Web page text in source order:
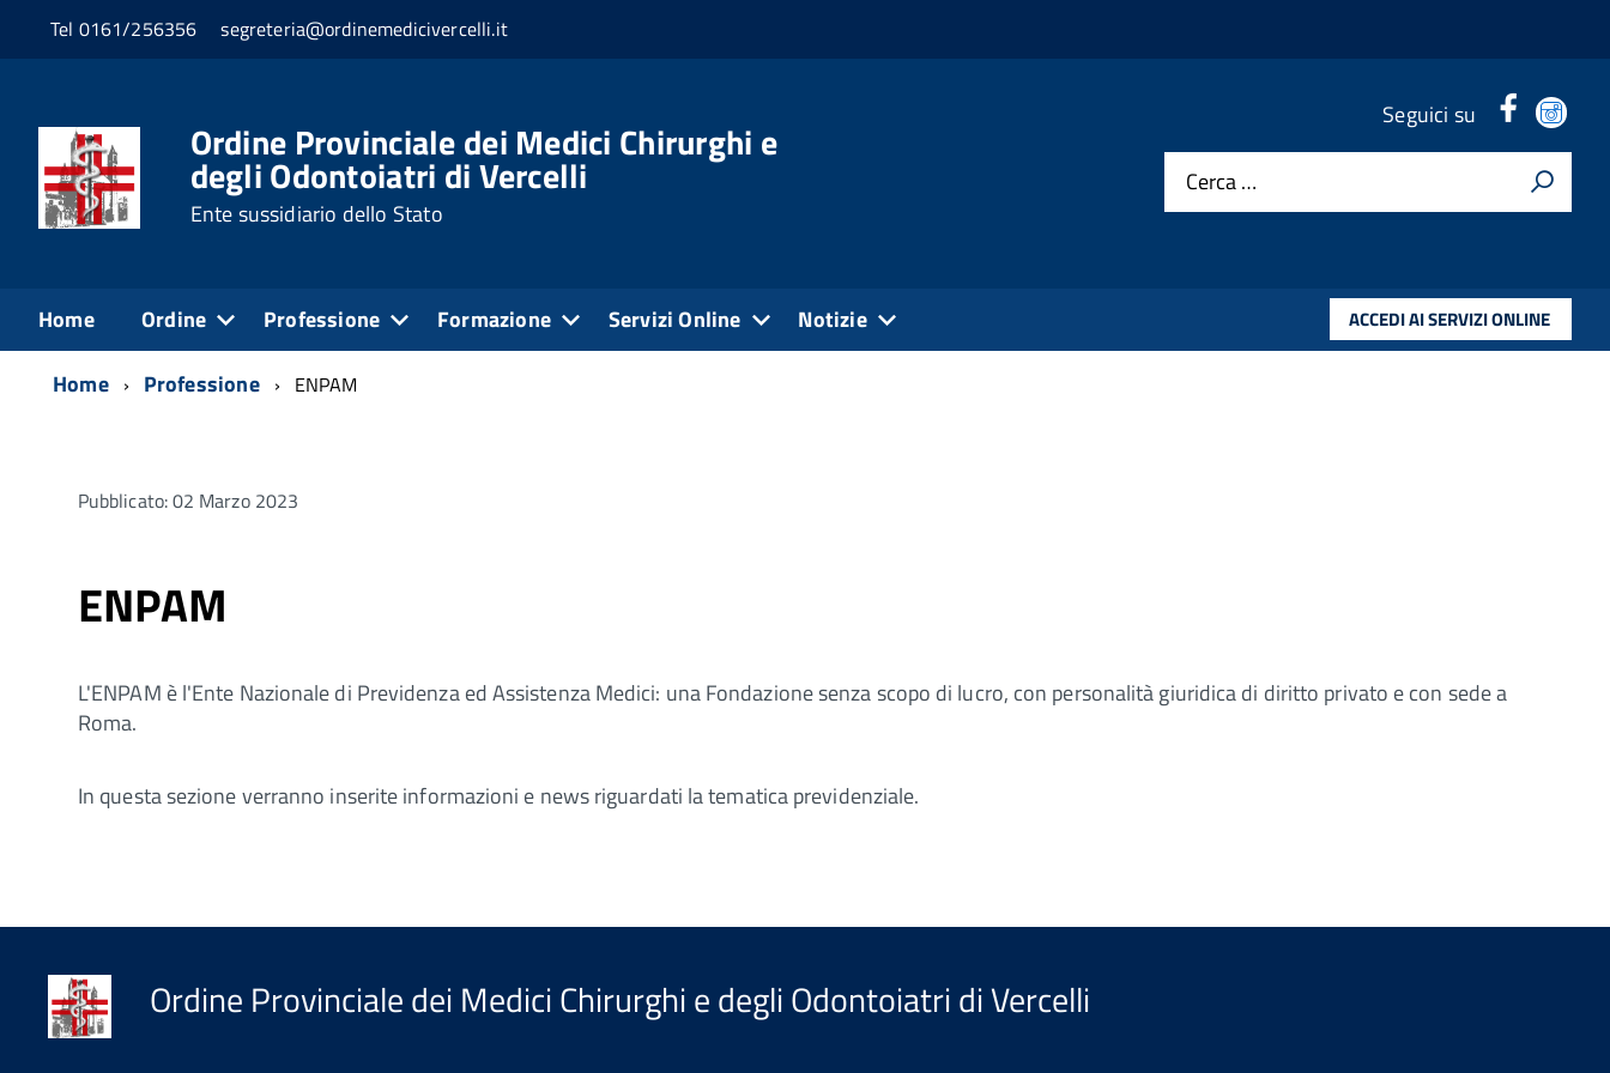
Tel 0161/256356 segreteria@ordinemedicivercelli.it
Ordine Provinciale dei Medici Chirurghi e
degli Odontoiatri di Vercelli
Ente sussidiario dello Stato
Seguici su Facebook
header
Cerca …
Home Ordine Professione Formazione Servizi Online Notizie ACCEDI AI SERVIZI ONLINE
Home Professione ENPAM
Pubblicato: 02 Marzo 2023
ENPAM
L'ENPAM è l'Ente Nazionale di Previdenza ed Assistenza Medici: una Fondazione senza scopo di lucro, con personalità giuridica di diritto privato e con sede a
Roma.
In questa sezione verranno inserite informazioni e news riguardati la tematica previdenziale.
Ordine Provinciale dei Medici Chirurghi e degli Odontoiatri di Vercelli